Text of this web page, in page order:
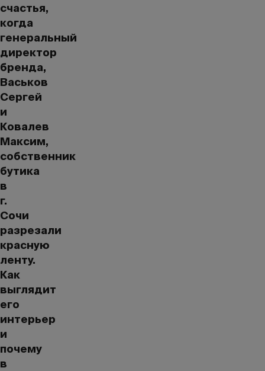
счастья,
когда
генеральный
директор
бренда,
Васьков
Сергей
и
Ковалев
Максим,
собственник
бутика
в
г.
Сочи
разрезали
красную
ленту.
Как
выглядит
его
интерьер
и
почему
в